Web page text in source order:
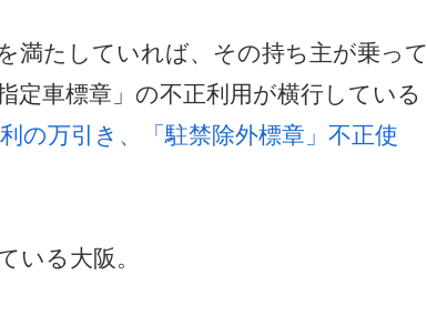
満たしていれば、その持ち主が乗って
定車標章」の不正利用が横行している
の万引き、「駐禁除外標章」不正使
いる大阪。